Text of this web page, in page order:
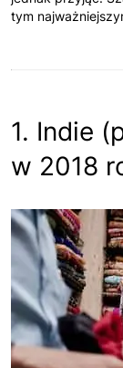
tym
1. Indie
w 2018